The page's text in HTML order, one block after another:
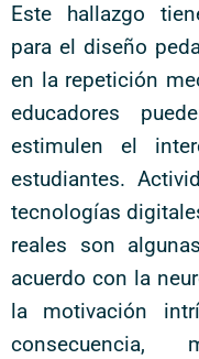
Este hallazgo
para el diseño
en la repetición
educadores
estimulen el
estudiantes.
tecnologías
reales son
acuerdo con la
la motivación
consecuencia,